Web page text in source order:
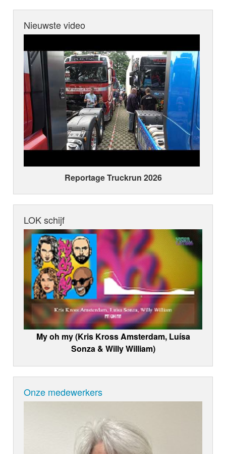
Nieuwste video
Reportage Truckrun 2026
LOK schijf
My oh my (Kris Kross Amsterdam, Luísa
Sonza & Willy William)
Onze medewerkers